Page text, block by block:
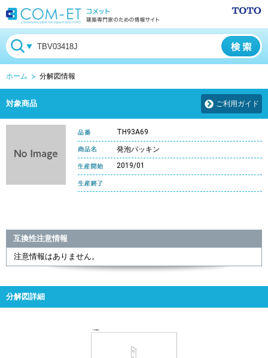
ホーム 分解図情報
対象商品 ご利用ガイド
TH93A69
発泡パッキン
2019/01
互換性注意情報
注意情報はありません。
分解図詳細